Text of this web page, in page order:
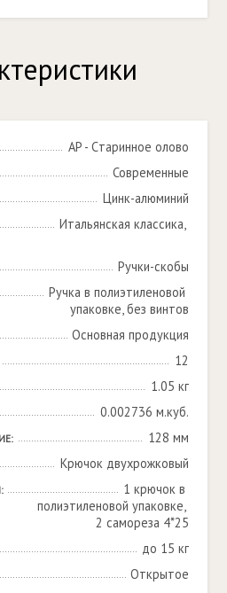
AP - Cтаринное олово
Современные
Цинк-алюминий
Итальянская классика,
Ручки-скобы
Ручка в полиэтиленовой
упаковке, без винтов
Основная продукция
12
1.05 кг
0.002736 м.куб.
128 мм
Крючок двухрожковый
1 крючок в
полиэтиленовой упаковке,
2 самореза 4*25
до 15 кг
Открытое